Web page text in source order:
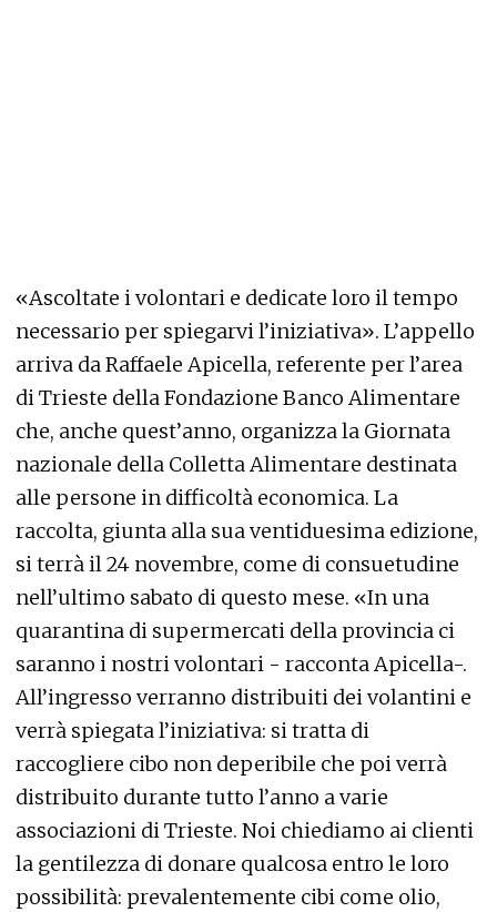
«Ascoltate i volontari e dedicate loro il tempo
necessario per spiegarvi l’iniziativa». L’appello
arriva da Raffaele Apicella, referente per l’area
di Trieste della Fondazione Banco Alimentare
che, anche quest’anno, organizza la Giornata
nazionale della Colletta Alimentare destinata
alle persone in difficoltà economica. La
raccolta, giunta alla sua ventiduesima edizione,
si terrà il 24 novembre, come di consuetudine
nell’ultimo sabato di questo mese. «In una
quarantina di supermercati della provincia ci
saranno i nostri volontari - racconta Apicella-.
All’ingresso verranno distribuiti dei volantini e
verrà spiegata l’iniziativa: si tratta di
raccogliere cibo non deperibile che poi verrà
distribuito durante tutto l’anno a varie
associazioni di Trieste. Noi chiediamo ai clienti
la gentilezza di donare qualcosa entro le loro
possibilità: prevalentemente cibi come olio,